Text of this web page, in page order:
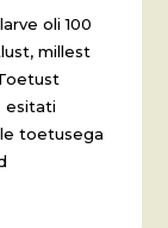
oli 100
millest
esitati
toetusega